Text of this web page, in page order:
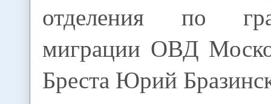
отделения по
миграции ОВД
Бреста Юрий